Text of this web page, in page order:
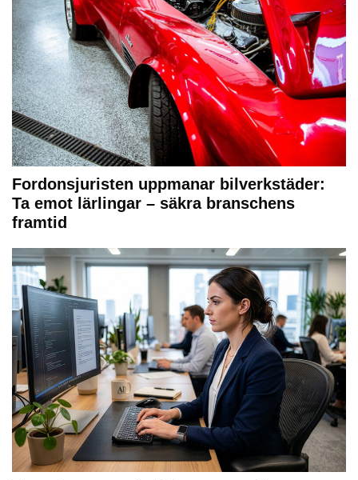
Fordonsjuristen uppmanar bilverkstäder:
Ta emot lärlingar – säkra branschens
framtid